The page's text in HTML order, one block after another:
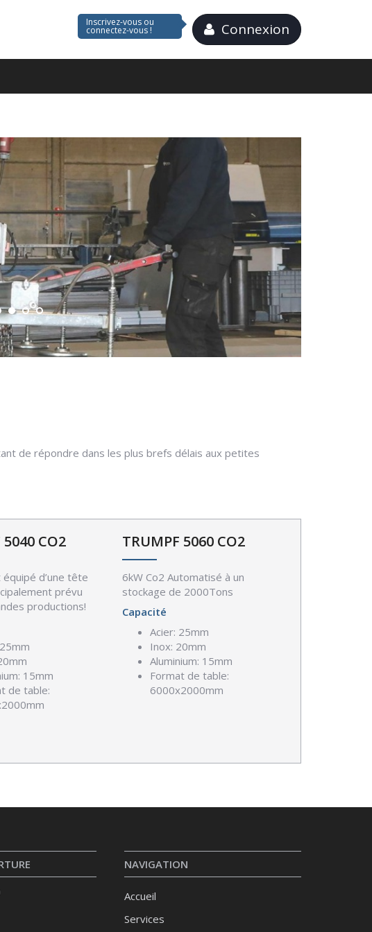
Inscrivez-vous ou
connectez-vous ! Connexion
de répondre dans les plus brefs délais aux petites
CO2
d’une tête
prévu
productions!
15mm
de table:
TRUMPF 5060 CO2
6kW Co2 Automatisé à un
stockage de 2000Tons
Capacité
Acier: 25mm
Inox: 20mm
Aluminium: 15mm
Format de table:
6000x2000mm
NAVIGATION
Accueil
Services